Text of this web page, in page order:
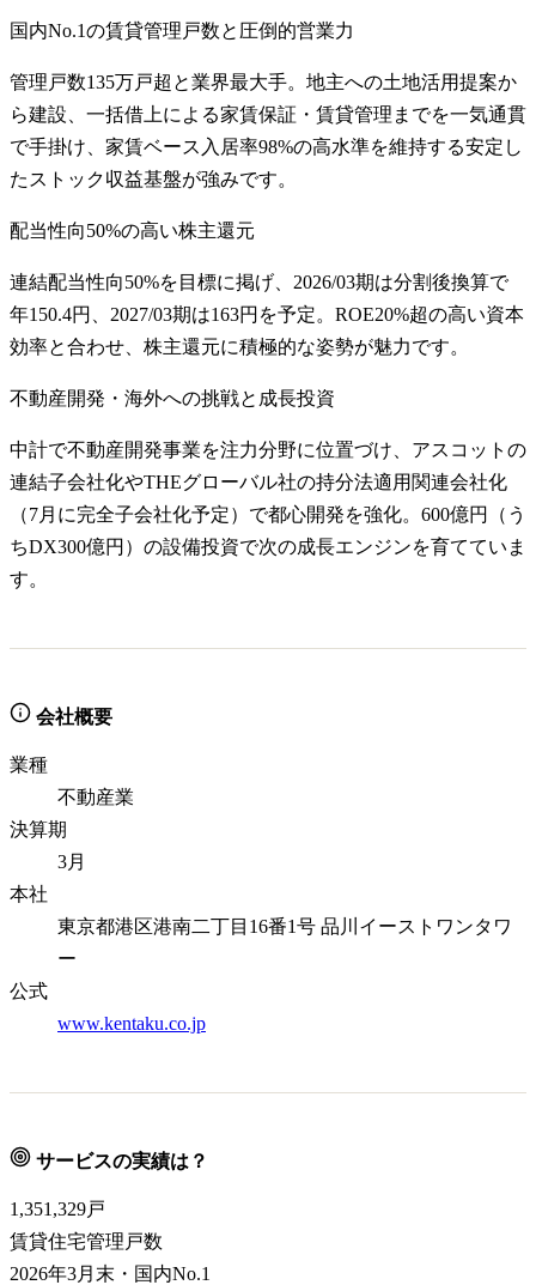
国内No.1の賃貸管理戸数と圧倒的営業力
管理戸数135万戸超と業界最大手。地主への土地活用提案か
ら建設、一括借上による家賃保証・賃貸管理までを一気通貫
で手掛け、家賃ベース入居率98%の高水準を維持する安定し
たストック収益基盤が強みです。
配当性向50%の高い株主還元
連結配当性向50%を目標に掲げ、2026/03期は分割後換算で
年150.4円、2027/03期は163円を予定。ROE20%超の高い資本
効率と合わせ、株主還元に積極的な姿勢が魅力です。
不動産開発・海外への挑戦と成長投資
中計で不動産開発事業を注力分野に位置づけ、アスコットの
連結子会社化やTHEグローバル社の持分法適用関連会社化
（7月に完全子会社化予定）で都心開発を強化。600億円（う
ちDX300億円）の設備投資で次の成長エンジンを育てていま
す。
会社概要
業種
不動産業
決算期
3月
本社
東京都港区港南二丁目16番1号 品川イーストワンタワ
ー
公式
www.kentaku.co.jp
サービスの実績は？
1,351,329戸
賃貸住宅管理戸数
2026年3月末・国内No.1